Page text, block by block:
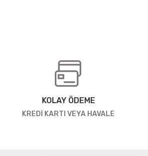
KOLAY ÖDEME
KREDİ KARTI VEYA HAVALE